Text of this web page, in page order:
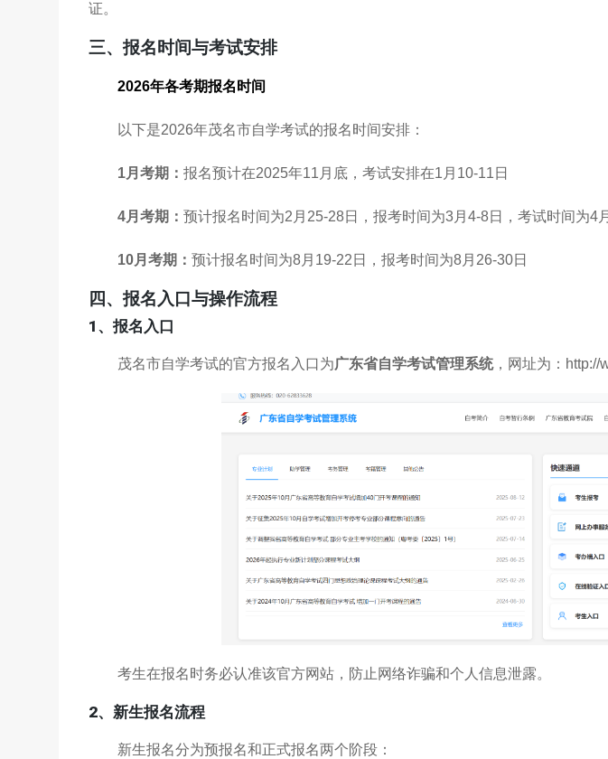
证。
三、报名时间与考试安排
2026年各考期报名时间
以下是2026年茂名市自学考试的报名时间安排：
1月考期： 报名预计在2025年11月底，考试安排在1月10-11日
4月考期： 预计报名时间为2月25-28日，报考时间为3月4-8日，考试时间为4
10月考期： 预计报名时间为8月19-22日，报考时间为8月26-30日
四、报名入口与操作流程
1、报名入口
茂名市自学考试的官方报名入口为广东省自学考试管理系统，网址为：http://
考生在报名时务必认准该官方网站，防止网络诈骗和个人信息泄露。
2、新生报名流程
新生报名分为预报名和正式报名两个阶段：